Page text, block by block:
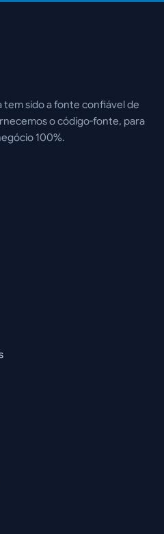
sido a fonte confiável de
o código-fonte, para
100%.